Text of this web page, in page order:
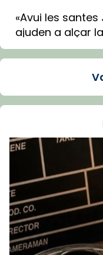
«Avui les
ajuden a alçar
Mons. Sergi
Santes de
🔗tinyurl.com/
Foto
View on Facebook
de
1 week ago
Aquest dilluns,
missa d’acció